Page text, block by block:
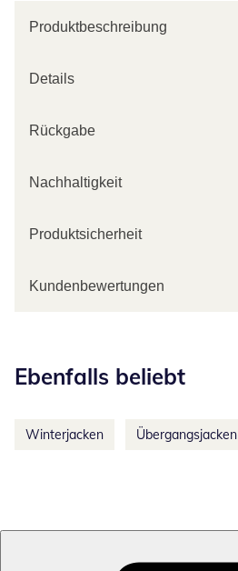
Produktbeschreibung
Details
Rückgabe
Nachhaltigkeit
Produktsicherheit
Kundenbewertungen
Ebenfalls beliebt
Winterjacken Übergangsjacken